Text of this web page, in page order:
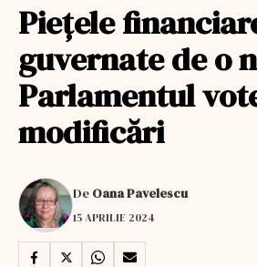
Piețele
guvernate de o
Parlamentul
modificări
De Oana Pavelescu
15 APRILIE 2024